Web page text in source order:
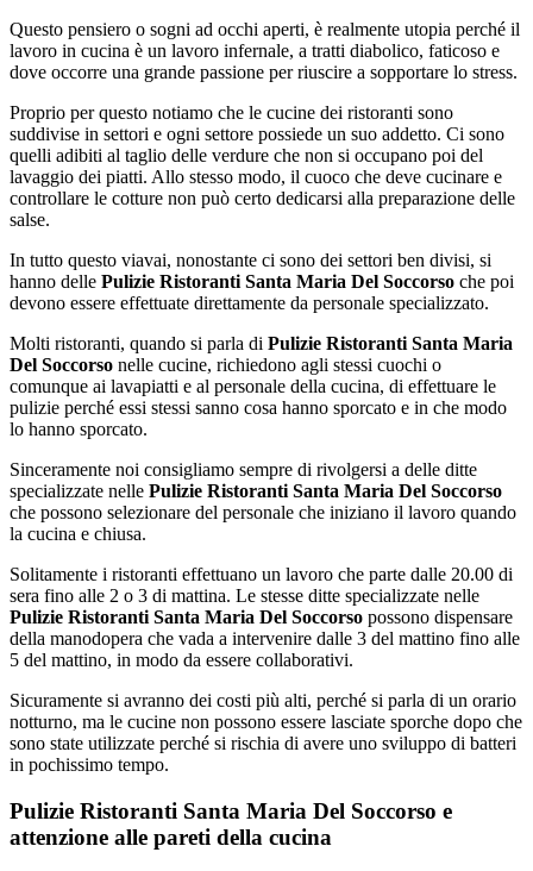
Questo pensiero o sogni ad occhi aperti, è realmente utopia perché il
lavoro in cucina è un lavoro infernale, a tratti diabolico, faticoso e
dove occorre una grande passione per riuscire a sopportare lo stress.
Proprio per questo notiamo che le cucine dei ristoranti sono
suddivise in settori e ogni settore possiede un suo addetto. Ci sono
quelli adibiti al taglio delle verdure che non si occupano poi del
lavaggio dei piatti. Allo stesso modo, il cuoco che deve cucinare e
controllare le cotture non può certo dedicarsi alla preparazione delle
salse.
In tutto questo viavai, nonostante ci sono dei settori ben divisi, si
hanno delle Pulizie Ristoranti Santa Maria Del Soccorso che poi
devono essere effettuate direttamente da personale specializzato.
Molti ristoranti, quando si parla di Pulizie Ristoranti Santa Maria
Del Soccorso nelle cucine, richiedono agli stessi cuochi o
comunque ai lavapiatti e al personale della cucina, di effettuare le
pulizie perché essi stessi sanno cosa hanno sporcato e in che modo
lo hanno sporcato.
Sinceramente noi consigliamo sempre di rivolgersi a delle ditte
specializzate nelle Pulizie Ristoranti Santa Maria Del Soccorso
che possono selezionare del personale che iniziano il lavoro quando
la cucina e chiusa.
Solitamente i ristoranti effettuano un lavoro che parte dalle 20.00 di
sera fino alle 2 o 3 di mattina. Le stesse ditte specializzate nelle
Pulizie Ristoranti Santa Maria Del Soccorso possono dispensare
della manodopera che vada a intervenire dalle 3 del mattino fino alle
5 del mattino, in modo da essere collaborativi.
Sicuramente si avranno dei costi più alti, perché si parla di un orario
notturno, ma le cucine non possono essere lasciate sporche dopo che
sono state utilizzate perché si rischia di avere uno sviluppo di batteri
in pochissimo tempo.
Pulizie Ristoranti Santa Maria Del Soccorso e
attenzione alle pareti della cucina